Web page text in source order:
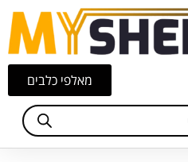
מאלפי כלבים